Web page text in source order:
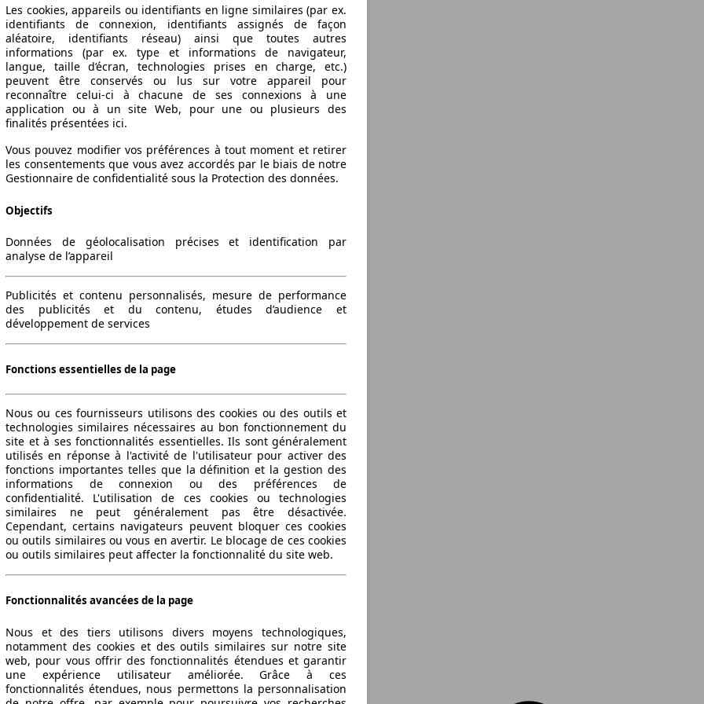
Leistung Verbrauch Link
110 KW (150 PS)
Les cookies, appareils ou identifiants en ligne similaires (par ex.
identifiants de connexion, identifiants assignés de façon
aléatoire, identifiants réseau) ainsi que toutes autres
informations (par ex. type et informations de navigateur,
langue, taille d’écran, technologies prises en charge, etc.)
peuvent être conservés ou lus sur votre appareil pour
reconnaître celui-ci à chacune de ses connexions à une
application ou à un site Web, pour une ou plusieurs des
finalités présentées ici.
Vous pouvez modifier vos préférences à tout moment et retirer
les consentements que vous avez accordés par le biais de notre
Gestionnaire de confidentialité sous la Protection des données.
Objectifs
Données de géolocalisation précises et identification par
analyse de l’appareil
Publicités et contenu personnalisés, mesure de performance
des publicités et du contenu, études d’audience et
développement de services
Fonctions essentielles de la page
Nous ou ces fournisseurs utilisons des cookies ou des outils et
technologies similaires nécessaires au bon fonctionnement du
site et à ses fonctionnalités essentielles. Ils sont généralement
utilisés en réponse à l'activité de l'utilisateur pour activer des
fonctions importantes telles que la définition et la gestion des
informations de connexion ou des préférences de
confidentialité. L'utilisation de ces cookies ou technologies
similaires ne peut généralement pas être désactivée.
Cependant, certains navigateurs peuvent bloquer ces cookies
ou outils similaires ou vous en avertir. Le blocage de ces cookies
ou outils similaires peut affecter la fonctionnalité du site web.
Fonctionnalités avancées de la page
Nous et des tiers utilisons divers moyens technologiques,
notamment des cookies et des outils similaires sur notre site
web, pour vous offrir des fonctionnalités étendues et garantir
une expérience utilisateur améliorée. Grâce à ces
fonctionnalités étendues, nous permettons la personnalisation